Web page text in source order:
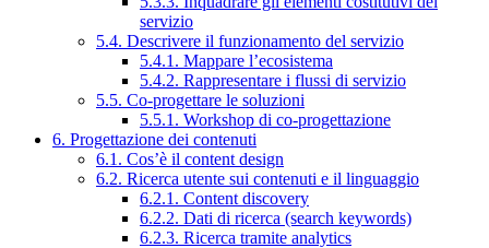
servizio
5.4. Descrivere il funzionamento del servizio
5.4.1. Mappare l’ecosistema
5.4.2. Rappresentare i flussi di servizio
5.5. Co-progettare le soluzioni
5.5.1. Workshop di co-progettazione
6. Progettazione dei contenuti
6.1. Cos’è il content design
6.2. Ricerca utente sui contenuti e il linguaggio
6.2.1. Content discovery
6.2.2. Dati di ricerca (search keywords)
6.2.3. Ricerca tramite analytics